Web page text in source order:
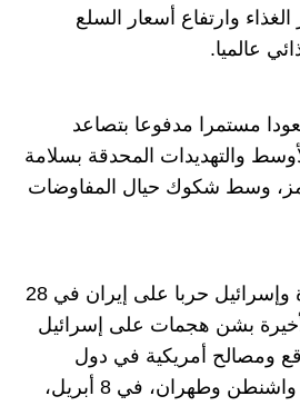
وارتفاع أسعار السلع
عالميا.
مستمرا مدفوعا بتصاعد
والتهديدات المحدقة بسلامة
وسط شكوك حيال المفاوضات
وبدأت الولايات المتحدة وإسرائيل حربا على إيران في 28
بشن هجمات على إسرائيل
ومصالح أمريكية في دول
المنطقة، قبل أن تعلن واشنطن وطهران، في 8 أبريل،